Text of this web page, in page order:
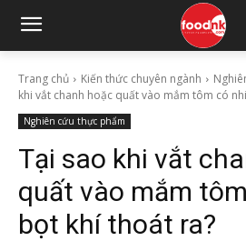
Trang chủ Kiến thức chuyên ngành
khi vắt chanh hoặc quất vào mắm tôm có
Nghiên cứu thực phẩm
Tại sao khi vắt
quất vào mắm
bọt khí thoát ra?